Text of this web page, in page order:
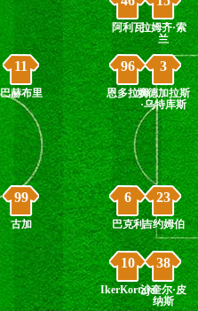
拉姆齐·索
兰
3
埃德加拉斯
·乌特库斯
23
吉约姆伯
38
沙奎尔·皮
纳斯
阿利瓦
96
恩多拉姆
6
巴克利
10
IkerKortajarena
11
巴赫布里
99
古加